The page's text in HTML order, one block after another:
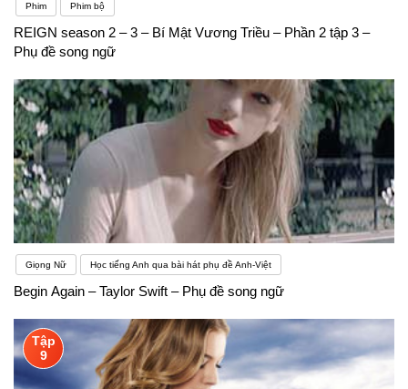
Phim Phim bộ
REIGN season 2 – 3 – Bí Mật Vương Triều – Phần 2 tập 3 –
Phụ đề song ngữ
Giọng Nữ Học tiếng Anh qua bài hát phụ đề Anh-Việt
Begin Again – Taylor Swift – Phụ đề song ngữ
Tập
9